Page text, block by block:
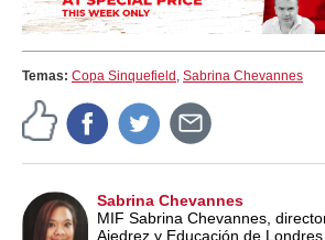
Temas: Copa Sinquefield , Sabrina Chevannes
Sabrina Chevannes
MIF Sabrina Chevannes,
Ajedrez y Educación de Londres.